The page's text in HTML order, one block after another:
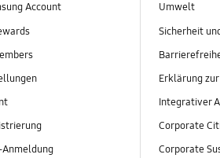
Account
Umwelt
Sicherheit
Erklärung
Integrativer
Corporate
Corporate